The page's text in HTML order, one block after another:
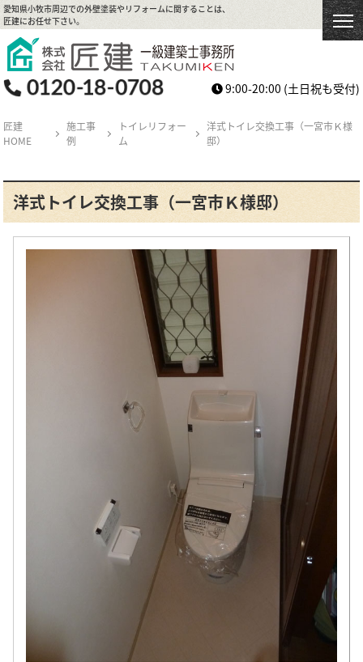
愛知県小牧市周辺での外壁塗装やリフォームに関することは、
匠建にお任せ下さい。
9:00-20:00 (土日祝も受付)
匠建
HOME
施工事
例
トイレリフォー
ム
洋式トイレ交換工事（一宮市Ｋ様
邸）
洋式トイレ交換工事（一宮市Ｋ様邸）